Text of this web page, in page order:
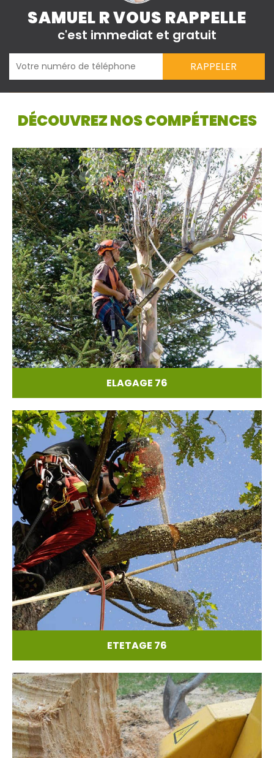
SAMUEL R VOUS RAPPELLE
c'est immediat et gratuit
DÉCOUVREZ NOS COMPÉTENCES
ELAGAGE 76
ETETAGE 76